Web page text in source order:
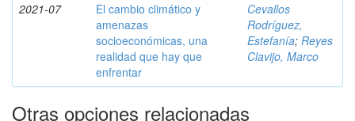
2021-07
El cambio climático y
amenazas
socioeconómicas, una
realidad que hay que
enfrentar
Cevallos
Rodríguez,
Estefanía; Reyes
Clavijo, Marco
Otras opciones relacionadas